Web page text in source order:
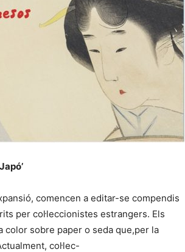
comencen a editar-se compendis
per col·leccionistes estrangers. Els
color sobre paper o seda que,per la
col·lec-